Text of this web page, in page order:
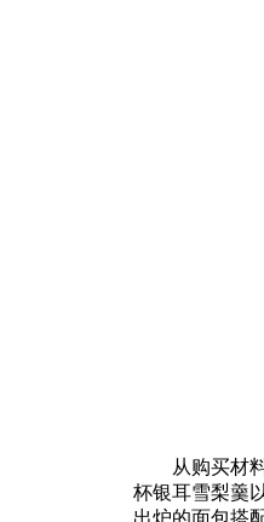
从购买材
杯银耳雪梨羹
出炉的面包搭